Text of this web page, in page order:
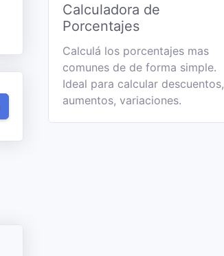
Calculadora de
Porcentajes
Calculá los porcentajes mas
comunes de de forma simple.
Ideal para calcular descuentos,
aumentos, variaciones.